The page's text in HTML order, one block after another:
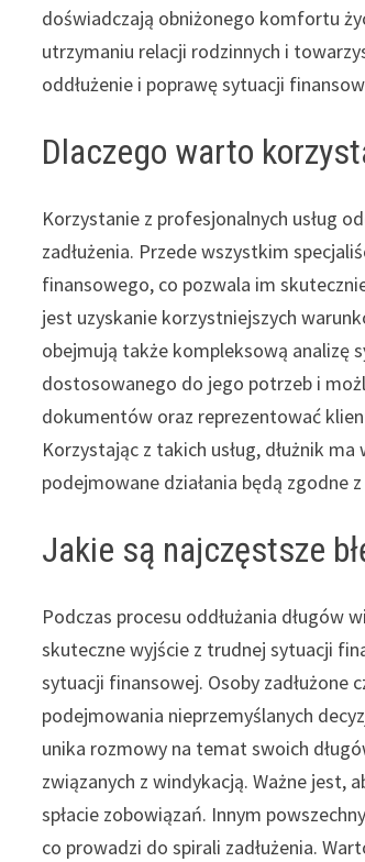
doświadczają obniżonego komfortu
utrzymaniu relacji rodzinnych i
oddłużenie i poprawę sytuacji
Dlaczego warto
Korzystanie z profesjonalnych usług
zadłużenia. Przede wszystkim
finansowego, co pozwala im
jest uzyskanie korzystniejszych
obejmują także kompleksową analizę
dostosowanego do jego potrzeb i
dokumentów oraz reprezentować
Korzystając z takich usług, dłużnik
podejmowane działania będą zgodne
Jakie są najczęstsze
Podczas procesu oddłużania długów
skuteczne wyjście z trudnej sytuacji
sytuacji finansowej. Osoby zadłużone
podejmowania nieprzemyślanych
unika rozmowy na temat swoich
związanych z windykacją. Ważne jest,
spłacie zobowiązań. Innym
co prowadzi do spirali zadłużenia.